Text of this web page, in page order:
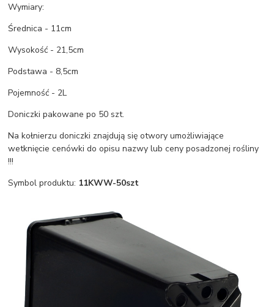
Wymiary:
Średnica - 11cm
Wysokość - 21,5cm
Podstawa - 8,5cm
Pojemność - 2L
Doniczki pakowane po 50 szt.
Na kołnierzu doniczki znajdują się otwory umożliwiające
wetknięcie cenówki do opisu nazwy lub ceny posadzonej rośliny
!!!
Symbol produktu: 11KWW-50szt